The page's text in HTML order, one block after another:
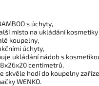
s úchyty,
místo na ukládání
koupelny,
úchyty,
ukládání nádob s
centimetrů,
skvěle hodí do koupelny
WENKO.